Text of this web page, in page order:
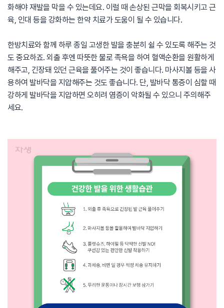
화해야 재발을 막을 수 있는데요. 이럴 때 손상된 근막을 회복시키고 근
육, 인대 등을 강화하는 한약 치료가 도움이 될 수 있습니다.
한방치료와 함께 하루 종일 고생한 발을 충분히 쉴 수 있도록 해주는 것
도 중요하죠. 외출 후엔 따뜻한 물로 족욕을 하여 혈액순환을 원활하게
해주고, 긴장돼 있던 근육을 풀어주는 것이 좋습니다. 마사지볼 등을 사
용하여 발바닥을 지압해주는 것도 좋습니다. 단, 발바닥 통증이 심할 때
강하게 발바닥을 지압하면 오히려 염증이 악화될 수 있으니 주의해주
세요.